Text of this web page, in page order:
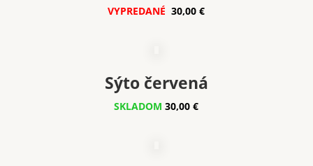
VYPREDANÉ 30,00 €
Sýto červená
SKLADOM 30,00 €